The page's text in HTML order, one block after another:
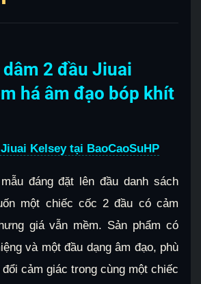
2 đầu Jiuai
há âm đạo bóp khít
Kelsey tại BaoCaoSuHP
đáng đặt lên đầu danh sách
một chiếc cốc 2 đầu có cảm
giá vẫn mềm. Sản phẩm có
và một đầu dạng âm đạo, phù
cảm giác trong cùng một chiếc